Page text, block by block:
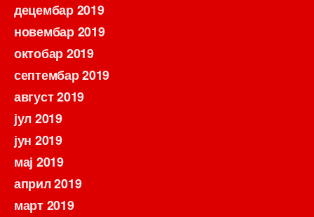
децембар 2019
новембар 2019
октобар 2019
септембар 2019
август 2019
јул 2019
јун 2019
мај 2019
април 2019
март 2019